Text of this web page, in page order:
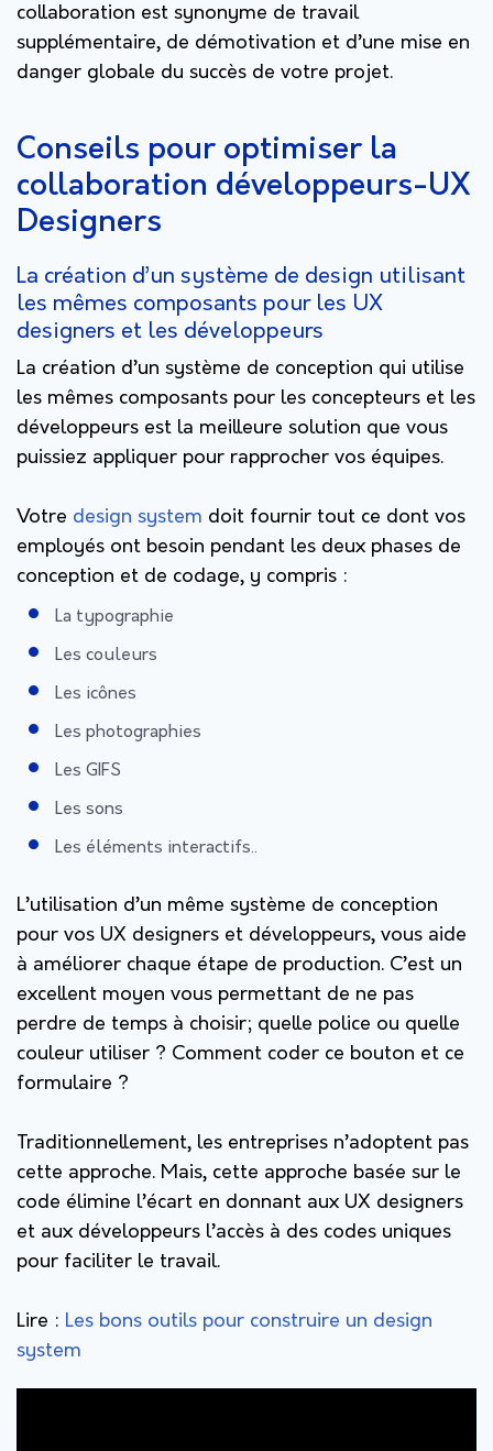
collaboration est synonyme de travail
supplémentaire, de démotivation et d’une mise en
danger globale du succès de votre projet.
Conseils pour optimiser la
collaboration développeurs-UX
Designers
La création d’un système de design utilisant
les mêmes composants pour les UX
designers et les développeurs
La création d’un système de conception qui utilise
les mêmes composants pour les concepteurs et les
développeurs est la meilleure solution que vous
puissiez appliquer pour rapprocher vos équipes.
Votre design system doit fournir tout ce dont vos
employés ont besoin pendant les deux phases de
conception et de codage, y compris :
La typographie
Les couleurs
Les icônes
Les photographies
Les GIFS
Les sons
Les éléments interactifs..
L’utilisation d’un même système de conception
pour vos UX designers et développeurs, vous aide
à améliorer chaque étape de production. C’est un
excellent moyen vous permettant de ne pas
perdre de temps à choisir; quelle police ou quelle
couleur utiliser ? Comment coder ce bouton et ce
formulaire ?
Traditionnellement, les entreprises n’adoptent pas
cette approche. Mais, cette approche basée sur le
code élimine l’écart en donnant aux UX designers
et aux développeurs l’accès à des codes uniques
pour faciliter le travail.
Lire : Les bons outils pour construire un design
system